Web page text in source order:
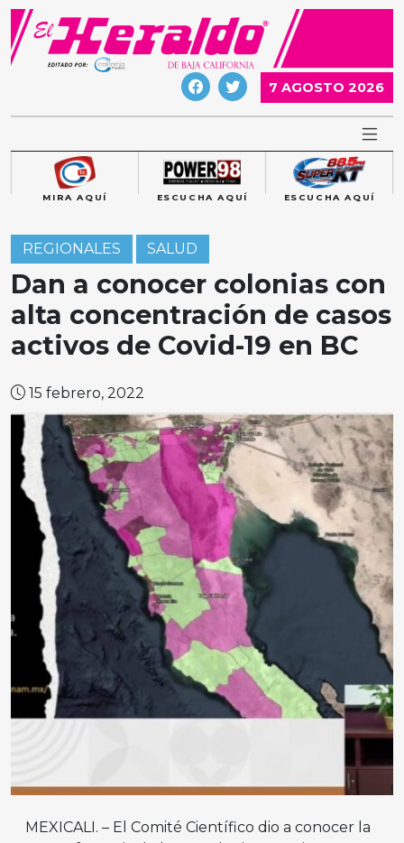
Skip
content
7 AGOSTO 2026
MIRA AQUÍ ESCUCHA AQUÍ ESCUCHA AQUÍ
REGIONALES SALUD
Dan a conocer colonias con
alta concentración de casos
activos de Covid-19 en BC
15 febrero, 2022
MEXICALI. – El Comité Científico dio a conocer la